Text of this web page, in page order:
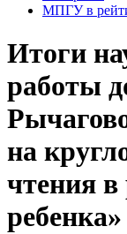
МПГУ в
Итоги
работы
на
чтения в
ребенка»